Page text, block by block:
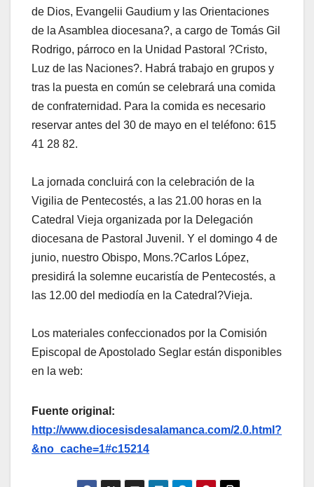
de Dios, Evangelii Gaudium y las Orientaciones
de la Asamblea diocesana?, a cargo de Tomás Gil
Rodrigo, párroco en la Unidad Pastoral ?Cristo,
Luz de las Naciones?. Habrá trabajo en grupos y
tras la puesta en común se celebrará una comida
de confraternidad. Para la comida es necesario
reservar antes del 30 de mayo en el teléfono: 615
41 28 82.
La jornada concluirá con la celebración de la
Vigilia de Pentecostés, a las 21.00 horas en la
Catedral Vieja organizada por la Delegación
diocesana de Pastoral Juvenil. Y el domingo 4 de
junio, nuestro Obispo, Mons.?Carlos López,
presidirá la solemne eucaristía de Pentecostés, a
las 12.00 del mediodía en la Catedral?Vieja.
Los materiales confeccionados por la Comisión
Episcopal de Apostolado Seglar están disponibles
en la web:
Fuente original:
http://www.diocesisdesalamanca.com/2.0.html?
&no_cache=1#c15214